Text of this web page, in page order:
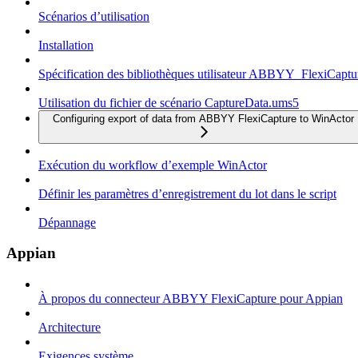
Scénarios d’utilisation
Installation
Spécification des bibliothèques utilisateur
Utilisation du fichier de scénario CaptureData.ums5
Configuring export of data from ABBYY FlexiCapture to WinActor
Exécution du workflow d’exemple WinActor
Définir les paramètres d’enregistrement du lot dans le script
Dépannage
Appian
À propos du connecteur ABBYY FlexiCapture pour Appian
Architecture